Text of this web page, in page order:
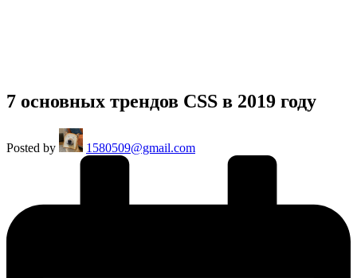
7 основных трендов CSS в 2019 году
Posted by 1580509@gmail.com